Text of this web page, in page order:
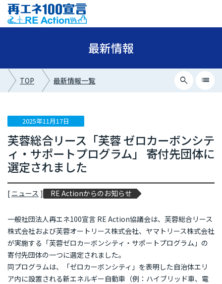
最新情報
TOP 最新情報一覧 search list
最新情報カテゴリー
ニュース
イベント情報
メディア掲載
再エネ100宣言 RE Action の最新情報
新規参加団体のお知らせ
RE Actionからのお知らせ
主催イベント
協力イベント 活動報告
2025年11月17日
芙蓉総合リース「芙蓉 ゼロカーボンシテ
ィ・サポートプログラム」 寄付先団体に
選定されました
[ ニュース ] RE Actionからのお知らせ
一般社団法人再エネ100宣言 RE Action協議会は、芙蓉総合リース
株式会社および芙蓉オートリース株式会社、ヤマトリース株式会社
が実施する「芙蓉ゼロカーボンシティ・サポートプログラム」の
寄付先団体の一つに選定されました。
同プログラムは、「ゼロカーボンシティ」を表明した自治体エリ
ア内に設置される新エネルギー自動車（例：ハイブリッド車、電